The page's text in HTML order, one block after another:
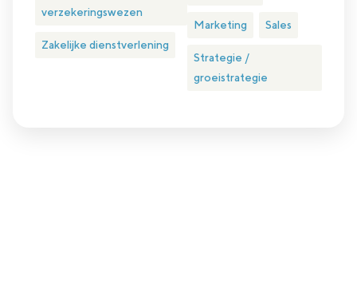
verzekeringswezen
Zakelijke dienstverlening
Marketing Sales
Strategie /
groeistrategie